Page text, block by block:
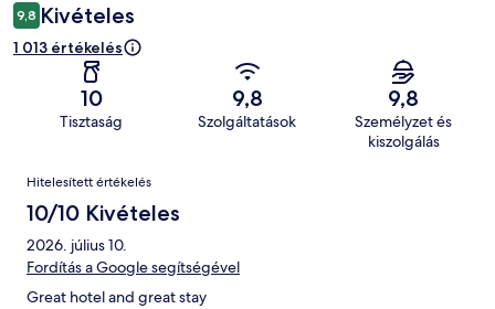
9,8 Kivételes
1 013 értékelés
10
Tisztaság
9,8
Szolgáltatások
9,8
Személyzet és
kiszolgálás
Értékelések
Hitelesített értékelés
10/10 Kivételes
2026. július 10.
Fordítás a Google segítségével
Great hotel and great stay